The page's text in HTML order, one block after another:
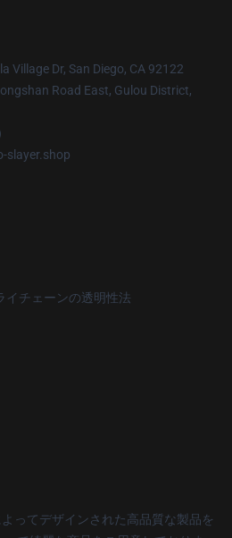
Village Dr, San Diego, CA 92122
Road East, Gulou District,
slayer.shop
イチェーンの透明性法
ってデザインされた高品質な製品を